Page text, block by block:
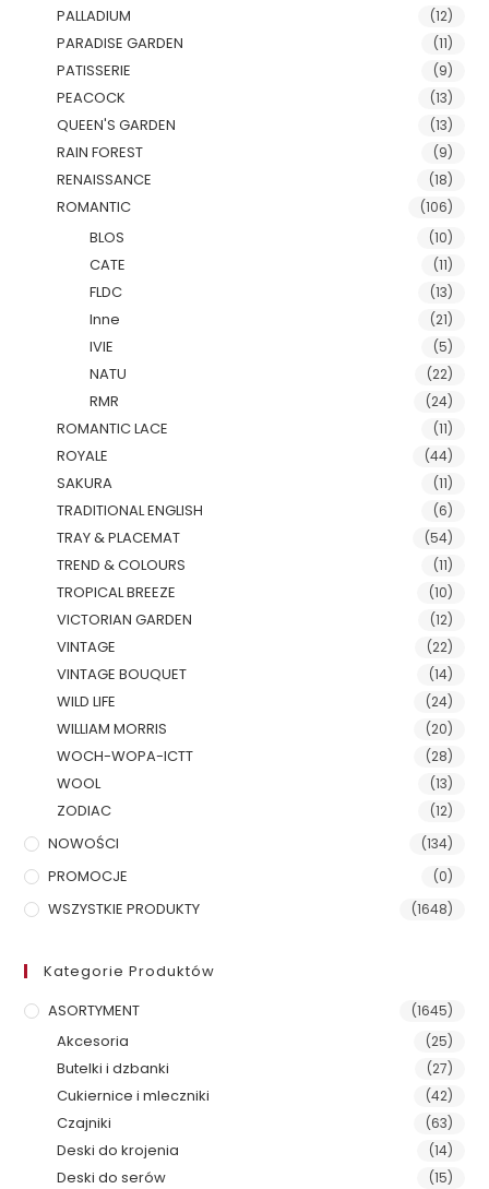
PALLADIUM (12)
PARADISE GARDEN (11)
PATISSERIE (9)
PEACOCK (13)
QUEEN'S GARDEN (13)
RAIN FOREST (9)
RENAISSANCE (18)
ROMANTIC (106)
BLOS (10)
CATE (11)
FLDC (13)
Inne (21)
IVIE (5)
NATU (22)
RMR (24)
ROMANTIC LACE (11)
ROYALE (44)
SAKURA (11)
TRADITIONAL ENGLISH (6)
TRAY & PLACEMAT (54)
TREND & COLOURS (11)
TROPICAL BREEZE (10)
VICTORIAN GARDEN (12)
VINTAGE (22)
VINTAGE BOUQUET (14)
WILD LIFE (24)
WILLIAM MORRIS (20)
WOCH-WOPA-ICTT (28)
WOOL (13)
ZODIAC (12)
NOWOŚCI (134)
PROMOCJE (0)
WSZYSTKIE PRODUKTY (1648)
Kategorie Produktów
ASORTYMENT
(1645)
Akcesoria (25)
Butelki i dzbanki (27)
Cukiernice i mleczniki (42)
Czajniki (63)
Deski do krojenia (14)
Deski do serów (15)